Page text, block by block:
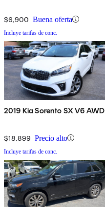
$6,900 Buena oferta
Incluye tarifas de conc.
2019 Kia Sorento SX V6 AWD
$18,899 Precio alto
Incluye tarifas de conc.